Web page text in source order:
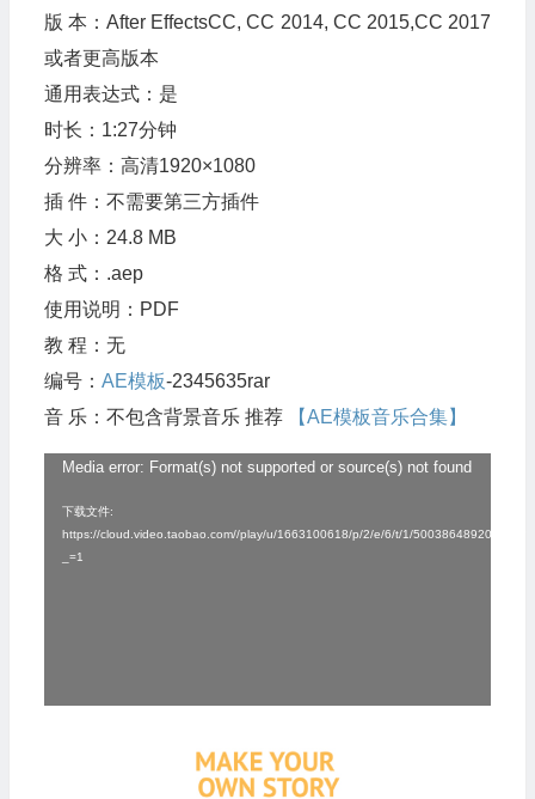
版 本：After EffectsCC, CC 2014, CC 2015,CC 2017
或者更高版本
通用表达式：是
时长：1:27分钟
分辨率：高清1920×1080
插 件：不需要第三方插件
大 小：24.8 MB
格 式：.aep
使用说明：PDF
教 程：无
编号： AE模板-2345635rar
音 乐：不包含背景音乐 推荐
【AE模板音乐合集】
Media error: Format(s) not supported or source(s) not found
下载文件:
https://cloud.video.taobao.com//play/u/1663100618/p/2/e/6/t/1/50038648920.mp4?
_=1